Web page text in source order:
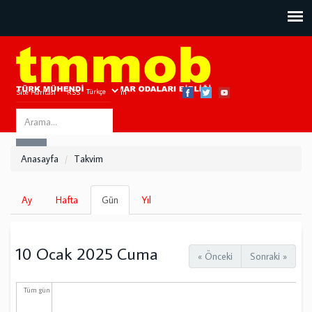
Site Haritası RSS Bize Ulaşın
Search
this
Anasayfa Takvim
Birincil
sekmeler
Ay Hafta Gün
sekme)
Yıl
« Önceki Sonraki »
10 Ocak 2025 Cuma
Tüm gün